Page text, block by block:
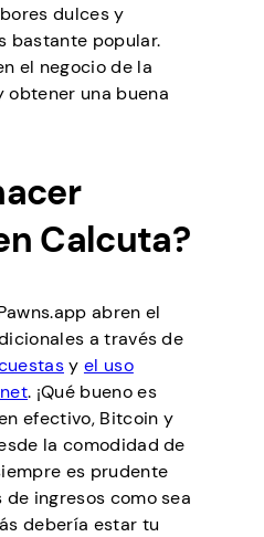
dulces y
bastante popular.
el negocio de la
obtener una buena
Calcuta?
abren el
a través de
y el uso
. ¡Qué bueno es
efectivo, Bitcoin y
la comodidad de
es prudente
ingresos como sea
debería estar tu